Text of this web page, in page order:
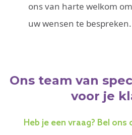
ons van harte welkom
uw wensen te bespreken.
Ons team van
voor je
Heb je een vraag? Bel ons